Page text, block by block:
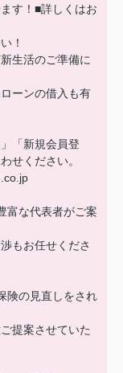
す！■詳しくはお
！
生活のご準備に
ーンの借入も有
「新規会員登
せください。
富な代表者がご案
もお任せくださ
険の見直しをされ
提案させていた